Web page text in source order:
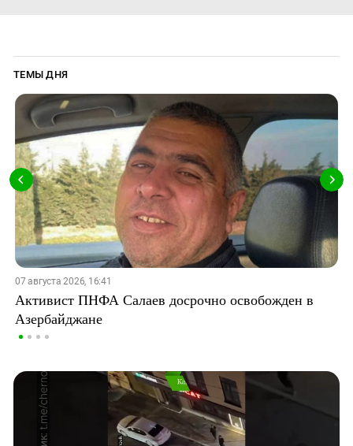
ТЕМЫ ДНЯ
07 августа 2026, 16:41
Активист ПНФА Салаев досрочно освобожден в
Азербайджане